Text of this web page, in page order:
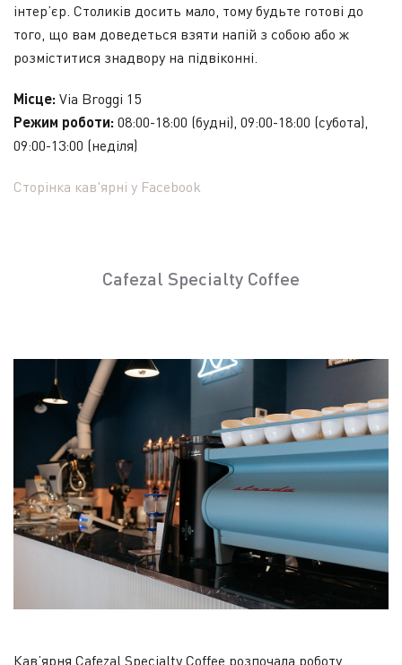
інтер’єр. Столиків досить мало, тому будьте готові до
того, що вам доведеться взяти напій з собою або ж
розміститися знадвору на підвіконні.
Місце: Via Broggi 15
Режим роботи: 08:00-18:00 (будні), 09:00-18:00 (субота),
09:00-13:00 (неділя)
Сторінка кав'ярні у Facebook
Cafezal Specialty Coffee
Кав’ярня Cafezal Specialty Coffee розпочала роботу